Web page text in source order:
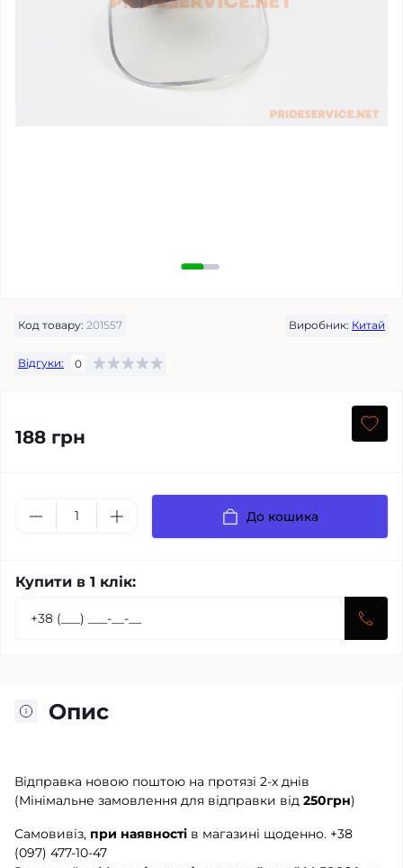
Код товару: 201557 Виробник: Китай
Відгуки: 0
188 грн
До кошика
Купити в 1 клік:
Опис
Відправка новою поштою на протязі 2-х днів
(Мінімальне замовлення для відправки від 250грн)
Самовивіз, при наявності в магазині щоденно. +38
(097) 477-10-47